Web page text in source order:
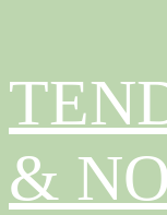
al
contenido
&